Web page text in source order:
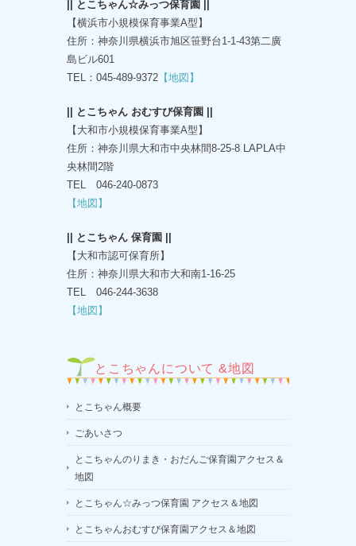
|| とこちゃん☆みっつ保育園 ||
【横浜市小規模保育事業A型】
住所：神奈川県横浜市旭区笹野台1-1-43第二廣
島ビル601
TEL：045-489-9372 【地図】
|| とこちゃん おむすび保育園 ||
【大和市小規模保育事業A型】
住所：神奈川県大和市中央林間8-25-8 LAPLA中
央林間2階
TEL 046-240-0873
【地図】
|| とこちゃん 保育園 ||
【大和市認可保育所】
住所：神奈川県大和市大和南1-16-25
TEL 046-244-3638
【地図】
とこちゃんについて &地図
とこちゃん概要
ごあいさつ
とこちゃんのりまき・おだんご保育園アクセス＆
地図
とこちゃん☆みっつ保育園 アクセス＆地図
とこちゃんおむすび保育園アクセス＆地図